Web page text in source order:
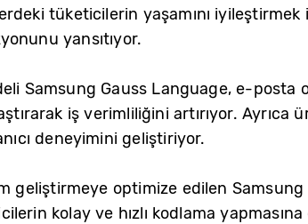
tüketicilerin yaşamını
yansıtıyor.
Samsung Gauss Language, e-
iş verimliliğini artırıyor.
deneyimini geliştiriyor.
geliştirmeye optimize edilen
kolay ve hızlı kodlama